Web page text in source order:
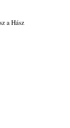
a Hász